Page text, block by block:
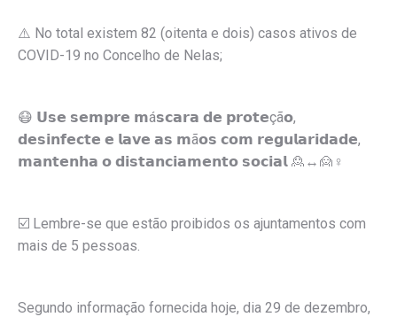
⚠️ No total existem 82 (oitenta e dois) casos ativos de
COVID-19 no Concelho de Nelas;
😷 𝗨𝘀𝗲 𝘀𝗲𝗺𝗽𝗿𝗲 𝗺á𝘀𝗰𝗮𝗿𝗮 𝗱𝗲 𝗽𝗿𝗼𝘁𝗲çã𝗼,
𝗱𝗲𝘀𝗶𝗻𝗳𝗲𝗰𝘁𝗲 𝗲 𝗹𝗮𝘃𝗲 𝗮𝘀 𝗺ã𝗼𝘀 𝗰𝗼𝗺 𝗿𝗲𝗴𝘂𝗹𝗮𝗿𝗶𝗱𝗮𝗱𝗲,
𝗺𝗮𝗻𝘁𝗲𝗻𝗵𝗮 𝗼 𝗱𝗶𝘀𝘁𝗮𝗻𝗰𝗶𝗮𝗺𝗲𝗻𝘁𝗼 𝘀𝗼𝗰𝗶𝗮𝗹 🙎↔️🙍♀
☑️ Lembre-se que estão proibidos os ajuntamentos com
mais de 5 pessoas.
Segundo informação fornecida hoje, dia 29 de dezembro,